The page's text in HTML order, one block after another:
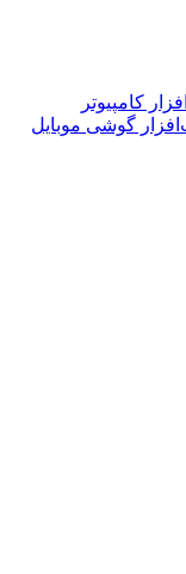
کامپیوتر
گوشی موبایل